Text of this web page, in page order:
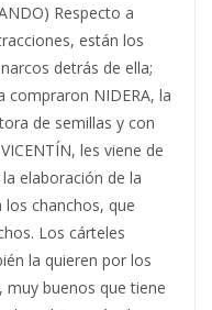
Respecto a
están los
detrás de ella;
compraron NIDERA, la
de semillas y con
les viene de
elaboración de la
los chanchos, que
Los cárteles
la quieren por los
muy buenos que tiene